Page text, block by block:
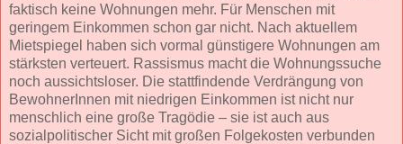
faktisch keine Wohnungen mehr. Für Menschen mit
geringem Einkommen schon gar nicht. Nach aktuellem
Mietspiegel haben sich vormal günstigere Wohnungen am
stärksten verteuert. Rassismus macht die Wohnungssuche
noch aussichtsloser. Die stattfindende Verdrängung von
BewohnerInnen mit niedrigen Einkommen ist nicht nur
menschlich eine große Tragödie – sie ist auch aus
sozialpolitischer Sicht mit großen Folgekosten verbunden